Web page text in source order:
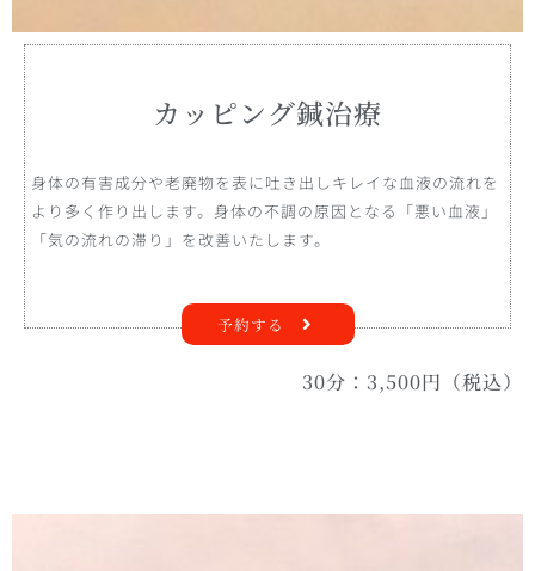
カッピング鍼治療
身体の有害成分や老廃物を表に吐き出しキレイな血液の流れを
より多く作り出します。身体の不調の原因となる「悪い血液」
「気の流れの滞り」を改善いたします。
予約する
30分：3,500円（税込）